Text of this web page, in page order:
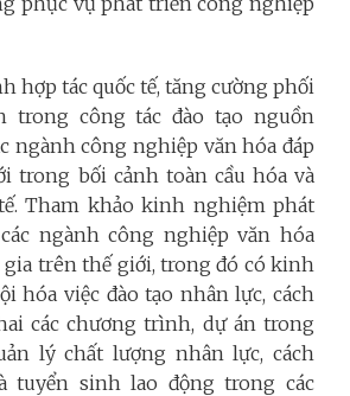
hợp tác quốc tế, tăng cường phối
trong công tác đào tạo nguồn
ngành công nghiệp văn hóa đáp
trong bối cảnh toàn cầu hóa và
Tham khảo kinh nghiệm phát
ngành công nghiệp văn hóa
gia trên thế giới, trong đó có kinh
hóa việc đào tạo nhân lực, cách
các chương trình, dự án trong
lý chất lượng nhân lực, cách
tuyển sinh lao động trong các